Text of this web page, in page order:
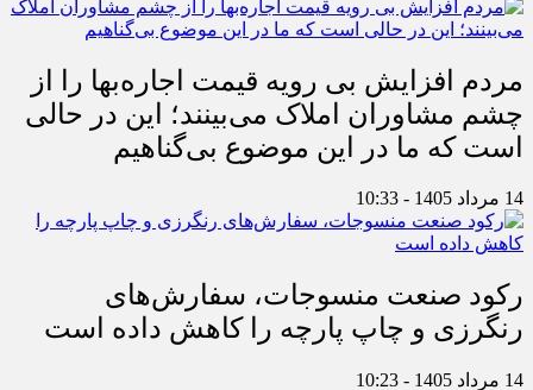
مردم افزایش بی رویه قیمت اجاره‌بها را از
چشم مشاوران املاک می‌بینند؛ این در حالی
است که ما در این موضوع بی‌گناهیم
14 مرداد 1405 - 10:33
رکود صنعت منسوجات، سفارش‌های
رنگرزی و چاپ پارچه را کاهش داده است
14 مرداد 1405 - 10:23